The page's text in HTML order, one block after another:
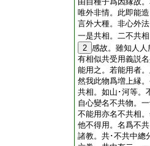
唯外非情。此即能
言外大種。非心外
一是共相。二不共
2 感故。雖知人
有相似共受用義説
能用之。若能用者
然我此物爲増上縁
共相。如山･河等。
自心變名不共物。
不能用亦名不共相
他不得用。名爲不
諸教。共･不共中總